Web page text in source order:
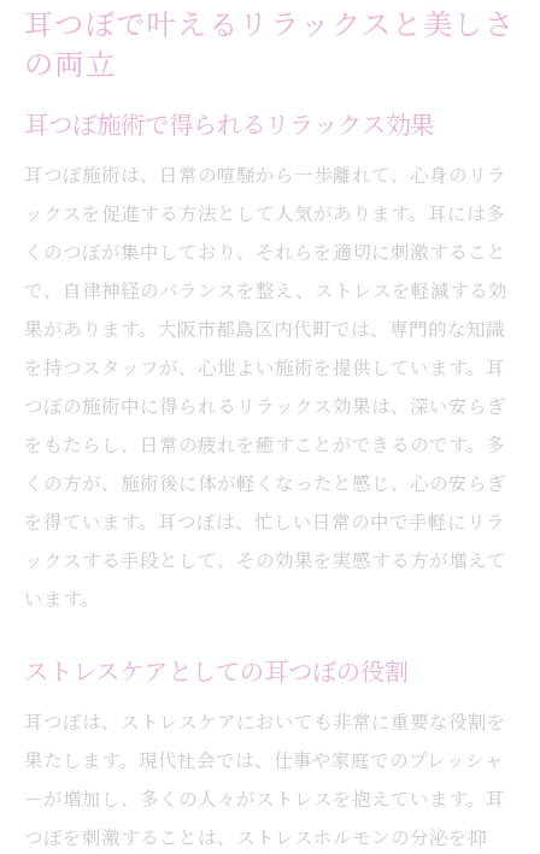
耳つぼで叶えるリラックスと美しさ
の両立
耳つぼ施術で得られるリラックス効果
耳つぼ施術は、日常の喧騒から一歩離れて、心身のリラ
ックスを促進する方法として人気があります。耳には多
くのつぼが集中しており、それらを適切に刺激すること
で、自律神経のバランスを整え、ストレスを軽減する効
果があります。大阪市都島区内代町では、専門的な知識
を持つスタッフが、心地よい施術を提供しています。耳
つぼの施術中に得られるリラックス効果は、深い安らぎ
をもたらし、日常の疲れを癒すことができるのです。多
くの方が、施術後に体が軽くなったと感じ、心の安らぎ
を得ています。耳つぼは、忙しい日常の中で手軽にリラ
ックスする手段として、その効果を実感する方が増えて
います。
ストレスケアとしての耳つぼの役割
耳つぼは、ストレスケアにおいても非常に重要な役割を
果たします。現代社会では、仕事や家庭でのプレッシャ
ーが増加し、多くの人々がストレスを抱えています。耳
つぼを刺激することは、ストレスホルモンの分泌を抑